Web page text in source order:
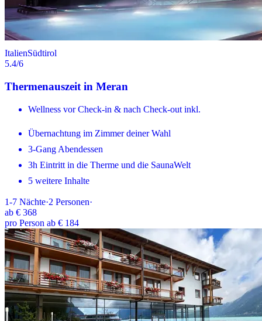
ItalienSüdtirol
5.4/6
Thermenauszeit in Meran
Wellness vor Check-in & nach Check-out inkl.
Übernachtung im Zimmer deiner Wahl
3-Gang Abendessen
3h Eintritt in die Therme und die SaunaWelt
5 weitere Inhalte
1-7 Nächte·2 Personen·
ab € 368
pro Person ab € 184